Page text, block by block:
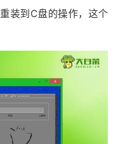
装到C盘的操作，这个